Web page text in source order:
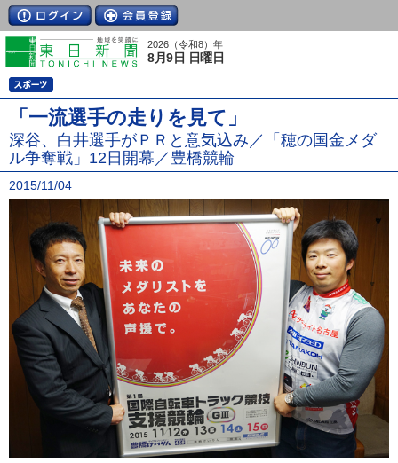
2026（令和8）年
8月9日 日曜日
「一流選手の走りを見て」
深谷、白井選手がＰＲと意気込み／「穂の国金メダ
ル争奪戦」12日開幕／豊橋競輪
2015/11/04